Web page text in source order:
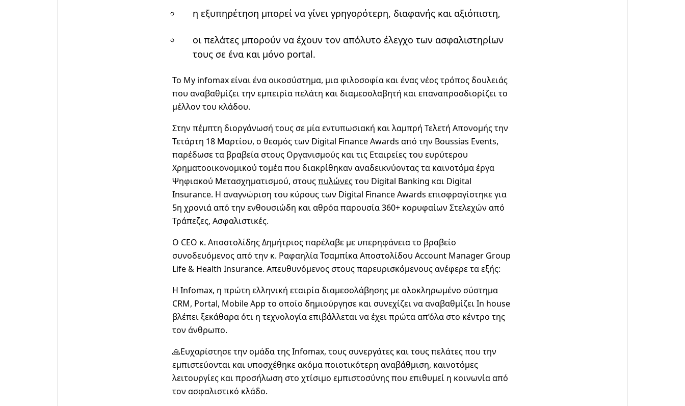
η εξυπηρέτηση μπορεί να γίνει γρηγορότερη, διαφανής και αξιόπιστη,
οι πελάτες μπορούν να έχουν τον απόλυτο έλεγχο των ασφαλιστηρίων
τους σε ένα και μόνο portal.
To My infomax είναιένα οικοσύστημα, μια φιλοσοφία και ένας νέος τρόπος δουλειάς
που αναβαθμίζει την εμπειρία πελάτη και διαμεσολαβητή και επαναπροσδιορίζει το
μέλλον του κλάδου.
Στην πέμπτη διοργάνωσή τους σε μία εντυπωσιακή και λαμπρή Τελετή Απονομής την
Τετάρτη 18 Μαρτίου, ο θεσμός των Digital Finance Awards από την Boussias Events,
παρέδωσε τα βραβεία στους Οργανισμούς και τις Εταιρείες του ευρύτερου
Χρηματοοικονομικού τομέα που διακρίθηκαν αναδεικνύοντας τα καινοτόμα έργα
Ψηφιακού Μετασχηματισμού, στουςπυλώνεςτου Digital Banking και Digital
Insurance. Η αναγνώριση του κύρους των Digital Finance Awards επισφραγίστηκε για
5η χρονιά από την ενθουσιώδη και αθρόα παρουσία 360+ κορυφαίων Στελεχών από
Τράπεζες, Ασφαλιστικές.
Ο CEO κ. Αποστολίδης Δημήτριος παρέλαβε με υπερηφάνεια το βραβείο
συνοδευόμενος από την κ. Ραφαηλία Τσαμπίκα Αποστολίδου Account Manager Group
Life & Health Insurance. Απευθυνόμενος στους παρευρισκόμενους ανέφερε τα εξής:
Η Infomax, η πρώτη ελληνική εταιρία διαμεσολάβησης με ολοκληρωμένο σύστημα
CRM, Portal, Mobile App το οποίο δημιούργησε και συνεχίζει να αναβαθμίζει In house
βλέπει ξεκάθαρα ότι η τεχνολογία επιβάλλεται να έχει πρώτα απ’όλα στο κέντρο της
τον άνθρωπο.
🙏Ευχαρίστησε την ομάδα της Infomax, τους συνεργάτες και τους πελάτες που την
εμπιστεύονται και υποσχέθηκε ακόμα ποιοτικότερη αναβάθμιση, καινοτόμες
λειτουργίες και προσήλωση στο χτίσιμο εμπιστοσύνης που επιθυμεί η κοινωνία από
τον ασφαλιστικό κλάδο.